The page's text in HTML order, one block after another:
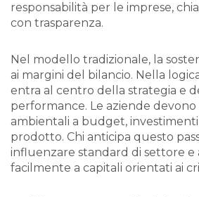
responsabilità per le imprese,
con trasparenza.
Nel modello tradizionale, la
ai margini del bilancio. Nella
entra al centro della strategia e
performance. Le aziende
ambientali a budget,
prodotto. Chi anticipa questo
influenzare standard di settore e
facilmente a capitali orientati ai